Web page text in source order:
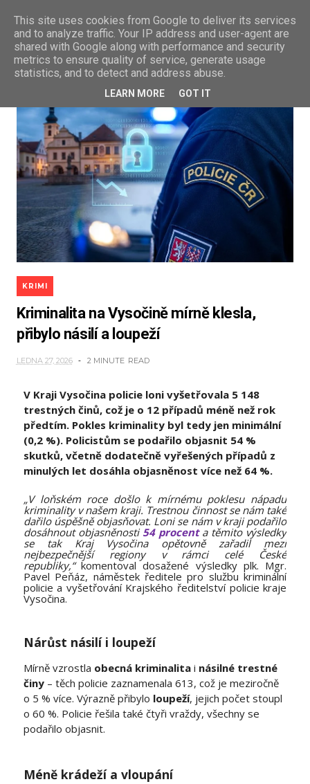
KRIMI
Kriminalita na Vysočině mírně klesla,
přibylo násilí a loupeží
LEDNA 27, 2026 2 MINUTE READ
V Kraji Vysočina policie loni vyšetřovala 5 148
trestných činů, což je o 12 případů méně než rok
předtím. Pokles kriminality byl tedy jen minimální
(0,2 %). Policistům se podařilo objasnit 54 %
skutků, včetně dodatečně vyřešených případů z
minulých let dosáhla objasněnost více než 64 %.
„V loňském roce došlo k mírnému poklesu nápadu
kriminality v našem kraji. Trestnou činnost se nám také
dařilo úspěšně objasňovat. Loni se nám v kraji podařilo
dosáhnout objasněnosti 54 procent a těmito výsledky
se tak Kraj Vysočina opětovně zařadil mezi
nejbezpečnější regiony v rámci celé České
republiky,“komentoval dosažené výsledky plk. Mgr.
Pavel Peňáz, náměstek ředitele pro službu kriminální
policie a vyšetřování Krajského ředitelství policie kraje
Vysočina.
Nárůst násilí i loupeží
Mírně vzrostla obecná kriminalitai násilné trestné
činy– těch policie zaznamenala 613, což je meziročně
o 5 % více. Výrazně přibylo loupeží, jejich počet stoupl
o 60 %. Policie řešila také čtyři vraždy, všechny se
podařilo objasnit.
Méně krádeží a vloupání
This site uses cookies from Google to deliver its services
and to analyze traffic. Your IP address and user-agent are
shared with Google along with performance and security
metrics to ensure quality of service, generate usage
statistics, and to detect and address abuse.
LEARN MORE GOT IT